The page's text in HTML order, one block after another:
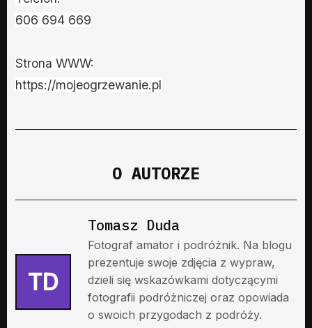
606 694 669
Strona WWW:
https://mojeogrzewanie.pl
O AUTORZE
TD
Tomasz Duda
Fotograf amator i podróżnik. Na blogu
prezentuje swoje zdjęcia z wypraw,
dzieli się wskazówkami dotyczącymi
fotografii podróżniczej oraz opowiada
o swoich przygodach z podróży.